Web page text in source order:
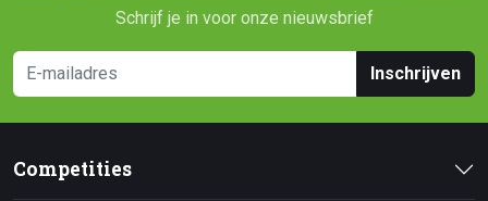
Schrijf je in voor onze nieuwsbrief
Inschrijven
Competities